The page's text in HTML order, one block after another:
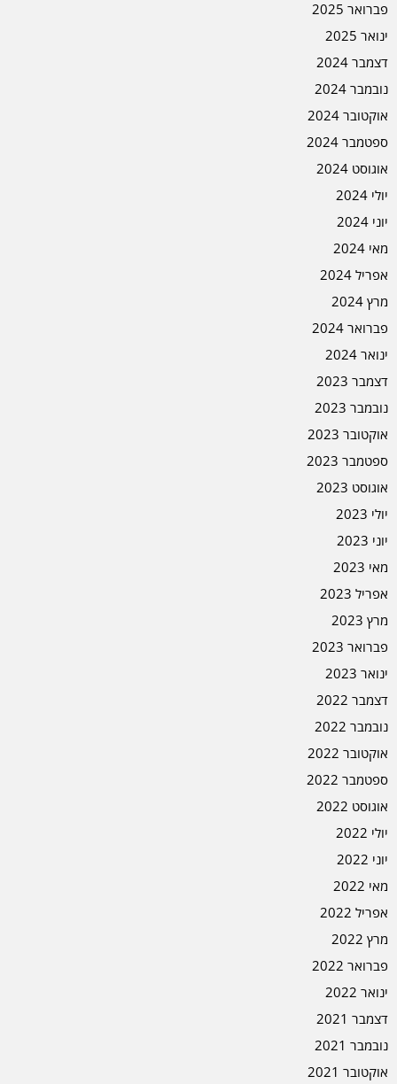
פברואר 2025
ינואר 2025
דצמבר 2024
נובמבר 2024
אוקטובר 2024
ספטמבר 2024
אוגוסט 2024
יולי 2024
יוני 2024
מאי 2024
אפריל 2024
מרץ 2024
פברואר 2024
ינואר 2024
דצמבר 2023
נובמבר 2023
אוקטובר 2023
ספטמבר 2023
אוגוסט 2023
יולי 2023
יוני 2023
מאי 2023
אפריל 2023
מרץ 2023
פברואר 2023
ינואר 2023
דצמבר 2022
נובמבר 2022
אוקטובר 2022
ספטמבר 2022
אוגוסט 2022
יולי 2022
יוני 2022
מאי 2022
אפריל 2022
מרץ 2022
פברואר 2022
ינואר 2022
דצמבר 2021
נובמבר 2021
אוקטובר 2021